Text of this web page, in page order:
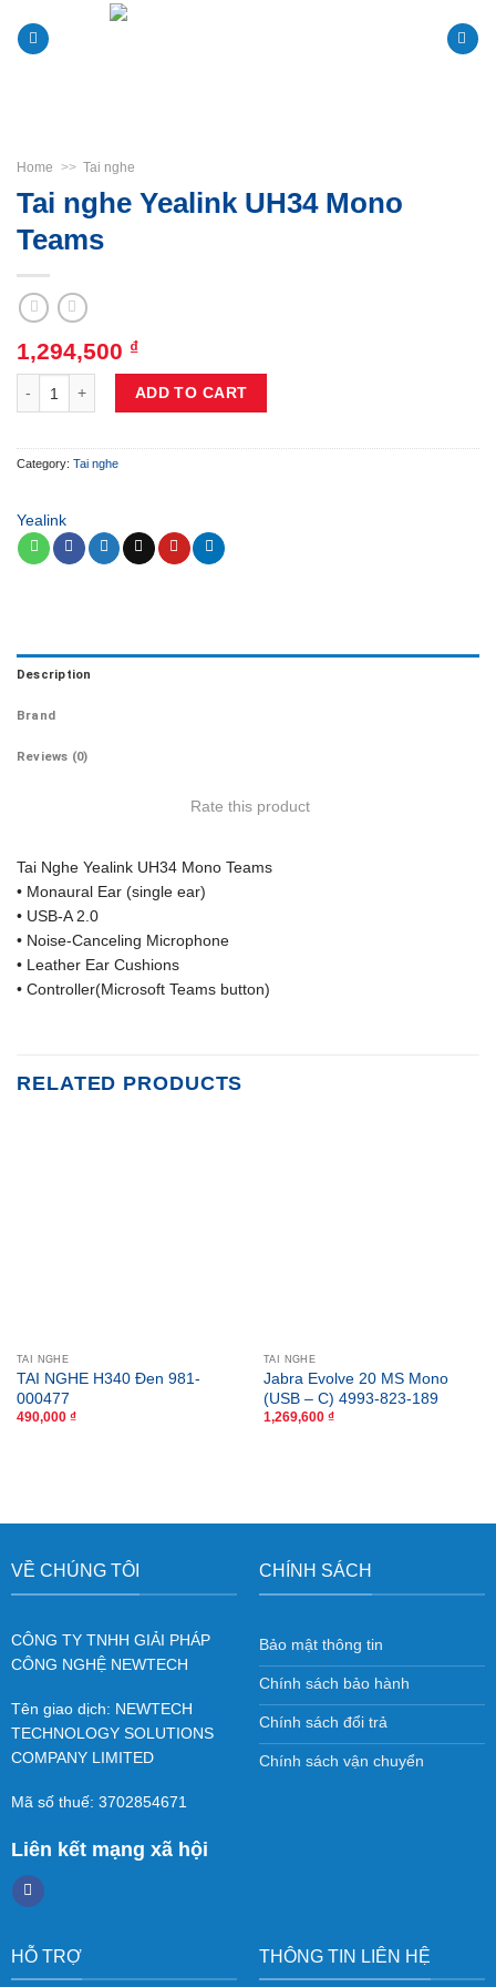
content
Home >> Tai nghe
Tai nghe Yealink UH34 Mono
Teams
1,294,500 ₫
Tai nghe Yealink UH34 Mono Teams quantity
ADD TO CART
Category: Tai nghe
Yealink
Description
Brand
Reviews (0)
Rate this product
Tai Nghe Yealink UH34 Mono Teams
• Monaural Ear (single ear)
• USB-A 2.0
• Noise-Canceling Microphone
• Leather Ear Cushions
• Controller(Microsoft Teams button)
RELATED PRODUCTS
TAI NGHE
TAI NGHE H340 Đen 981-
000477
490,000 ₫
TAI NGHE
Jabra Evolve 20 MS Mono
(USB – C) 4993-823-189
1,269,600 ₫
VỀ CHÚNG TÔI
CÔNG TY TNHH GIẢI PHÁP
CÔNG NGHỆ NEWTECH
Tên giao dịch: NEWTECH
TECHNOLOGY SOLUTIONS
COMPANY LIMITED
Mã số thuế: 3702854671
Liên kết mạng xã hội
CHÍNH SÁCH
Bảo mật thông tin
Chính sách bảo hành
Chính sách đổi trả
Chính sách vận chuyển
HỖ TRỢ THÔNG TIN LIÊN HỆ